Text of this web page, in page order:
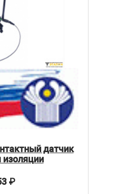
датчик
изоляции
₽